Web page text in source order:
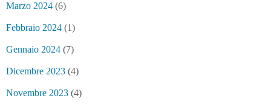
Marzo 2024 (6)
Febbraio 2024 (1)
Gennaio 2024 (7)
Dicembre 2023 (4)
Novembre 2023 (4)